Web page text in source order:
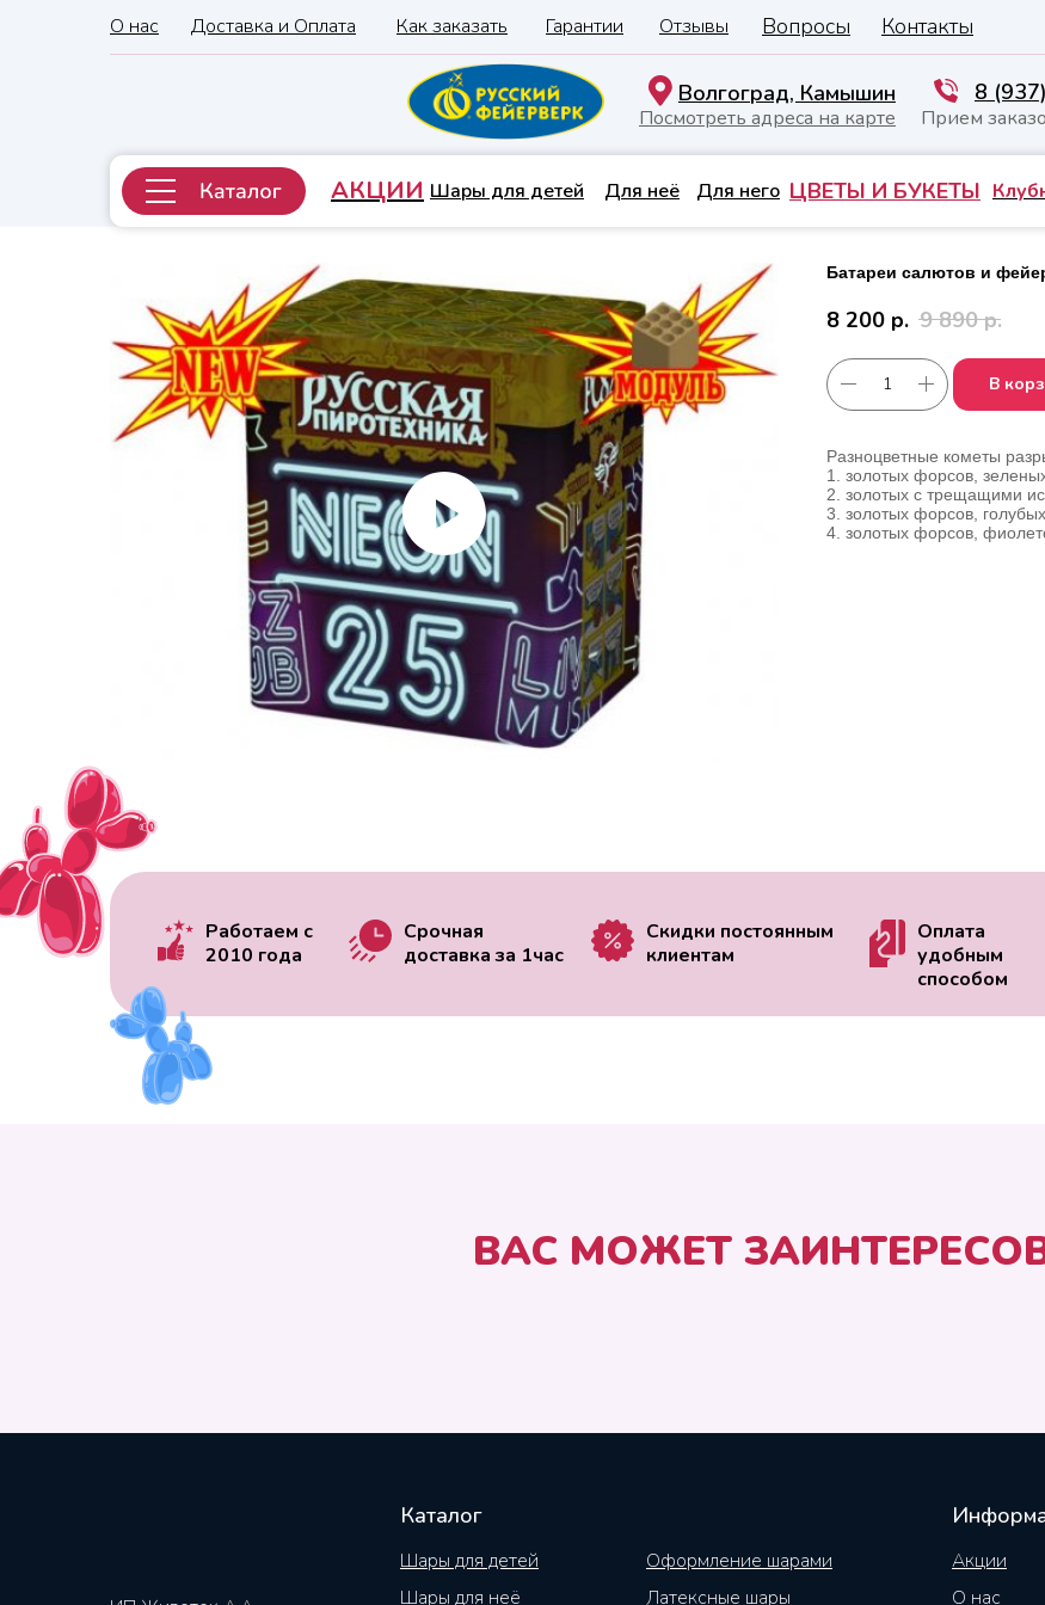
О нас Доставка и Оплата Как заказать Гарантии Отзывы Вопросы
8
Прием
Волгоград, Камышин
АКЦИИ Шары для детей Для неё ЦВЕТЫ И БУКЕТЫ
Для него
Контакты
Посмотреть адреса на карте
Батареи салютов и
8 200 р. 9 890 р.
В
Разноцветные кометы
1. золотых форсов,
2. золотых с трещащими
3. золотых форсов,
4. золотых форсов,
Работаем с
2010 года
Срочная
доставка за 1час
Скидки постоянным
клиентам
Оплата
удобным
способом
ВАС МОЖЕТ
Каталог
Шары для детей
Шары для неё
Оформление шарами
Латексные шары
Акции
О нас